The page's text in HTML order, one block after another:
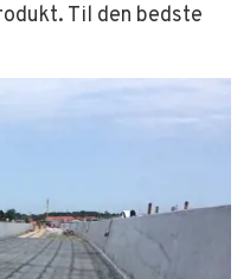
Til den bedste